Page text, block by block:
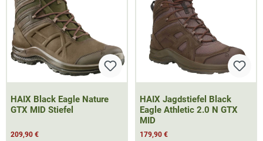
HAIX Black Eagle Nature
GTX MID Stiefel
209,90 €
HAIX Jagdstiefel Black
Eagle Athletic 2.0 N GTX
MID
179,90 €